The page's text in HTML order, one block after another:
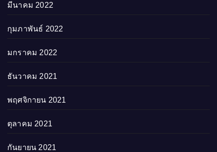
มีนาคม 2022
กุมภาพันธ์ 2022
มกราคม 2022
ธันวาคม 2021
พฤศจิกายน 2021
ตุลาคม 2021
กันยายน 2021